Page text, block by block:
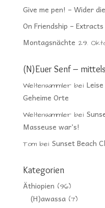
Give me pen! – Wider
On Friendship – Extracts
Montagsnächte 29.
(N)Euer Senf –
Weltensammlerbei
Geheime Orte
Weltensammlerbei
Masseuse war’s!
Tombei Sunset Beach
Kategorien
Äthiopien (96)
(H)awassa(7)